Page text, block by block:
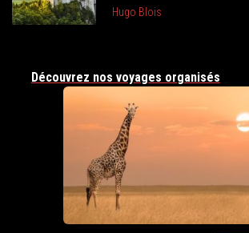
Hugo Blois
Découvrez nos voyages organisés